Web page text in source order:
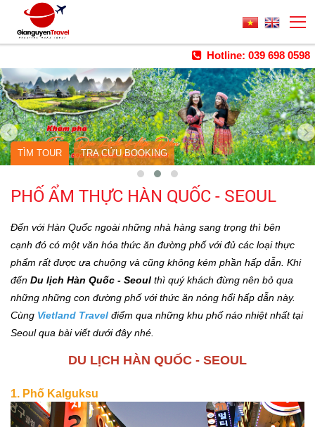
Hotline: 039 698 0598
TÌM TOUR TRA CỨU BOOKING
PHỐ ẨM THỰC HÀN QUỐC - SEOUL
Đến với Hàn Quốc ngoài những nhà hàng sang trọng thì bên
cạnh đó có một văn hóa thức ăn đường phố với đủ các loại thực
phẩm rất được ưa chuộng và cũng không kém phần hấp dẫn. Khi
đến Du lịch Hàn Quốc - Seoul thì quý khách đừng nên bỏ qua
những những con đường phố với thức ăn nóng hổi hấp dẫn này.
Cùng Vietland Travel điểm qua những khu phố náo nhiệt nhất tại
Seoul qua bài viết dưới đây nhé.
DU LỊCH HÀN QUỐC - SEOUL
1. Phố Kalguksu